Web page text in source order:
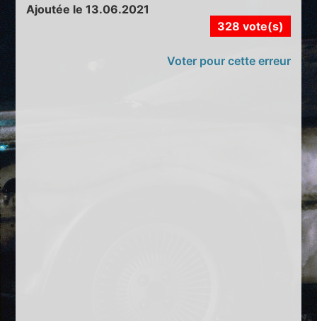
Ajoutée le 13.06.2021
328 vote(s)
Voter pour cette erreur